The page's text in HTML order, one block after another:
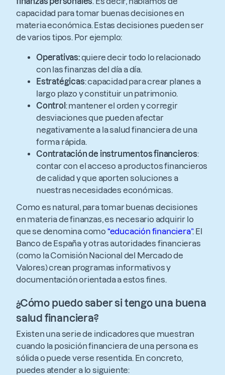
capacidad para tomar buenas decisiones en
materia económica. Estas decisiones pueden ser
de varios tipos. Por ejemplo:
Operativas:quiere decir todo lo relacionado
con las finanzas del día a día.
Estratégicas: capacidad para crear planes a
largo plazo y constituir un patrimonio.
Control : mantener el orden y corregir
desviaciones que pueden afectar
negativamente a la salud financiera de una
forma rápida.
Contratación de instrumentos financieros:
contar con el acceso a productos financieros
de calidad y que aporten soluciones a
nuestras necesidades económicas.
Como es natural, para tomar buenas decisiones
en materia de finanzas, es necesario adquirir lo
que se denomina como “educación financiera”. El
Banco de España y otras autoridades financieras
(como la Comisión Nacional del Mercado de
Valores) crean programas informativos y
documentación orientada a estos fines.
¿Cómo puedo saber si tengo una buena
salud financiera?
Existen una serie de indicadores que muestran
cuando la posición financiera de una persona es
sólida o puede verse resentida. En concreto,
puedes atender a lo siguiente: